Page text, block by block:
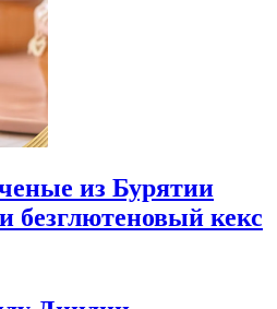
из Бурятии
безглютеновый кекс